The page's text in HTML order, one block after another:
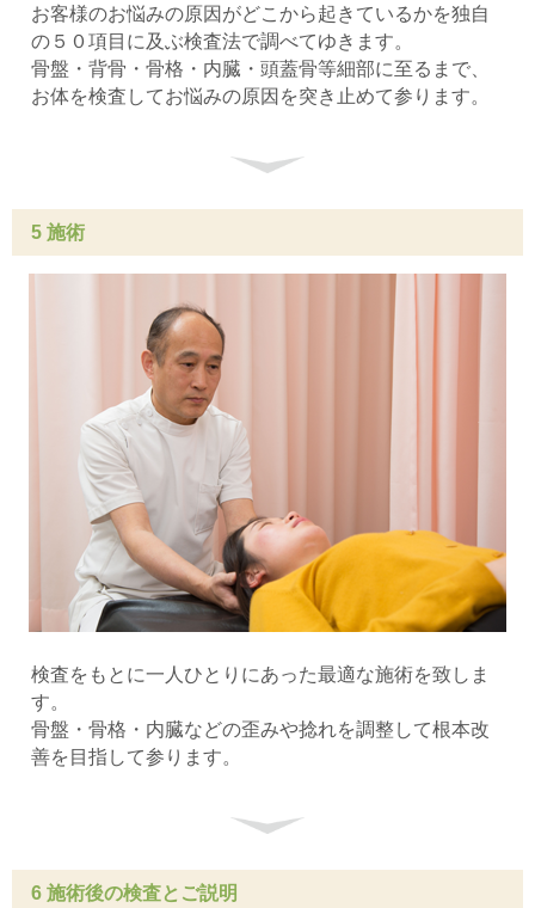
お客様のお悩みの原因がどこから起きているかを独自
の５０項目に及ぶ検査法で調べてゆきます。
骨盤・背骨・骨格・内臓・頭蓋骨等細部に至るまで、
お体を検査してお悩みの原因を突き止めて参ります。
5 施術
検査をもとに一人ひとりにあった最適な施術を致しま
す。
骨盤・骨格・内臓などの歪みや捻れを調整して根本改
善を目指して参ります。
6 施術後の検査とご説明